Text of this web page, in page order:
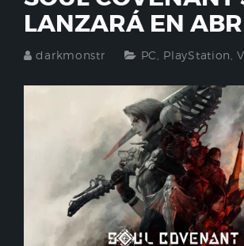
LANZARÁ EN
darkmonstr PC PlayStation ,